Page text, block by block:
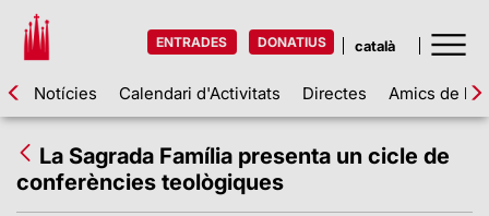
ENTRADES DONATIUS
Notícies Calendari d'Activitats Directes Amics de la
La Sagrada Família presenta un cicle de
conferències teològiques